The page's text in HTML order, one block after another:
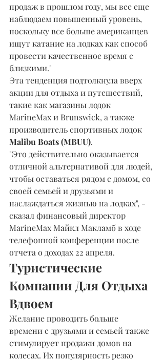
продаж в прошлом году, мы все еще
наблюдаем повышенный уровень,
поскольку все больше американцев
ищут катание на лодках как способ
провести качественное время с
близкими."
Эта тенденция подтолкнула вверх
акции для отдыха и путешествий,
такие как магазины лодок
MarineMax и Brunswick, а также
производитель спортивных лодок
Malibu Boats (MBUU).
"Это действительно оказывается
отличной альтернативой для людей,
чтобы оставаться рядом с домом, со
своей семьей и друзьями и
наслаждаться жизнью на лодках", -
сказал финансовый директор
MarineMax Майкл Макламб в ходе
телефонной конференции после
отчета о доходах 22 апреля.
Туристические
Компании Для Отдыха
Вдвоем
Желание проводить больше
времени с друзьями и семьей также
стимулирует продажи домов на
колесах. Их популярность резко